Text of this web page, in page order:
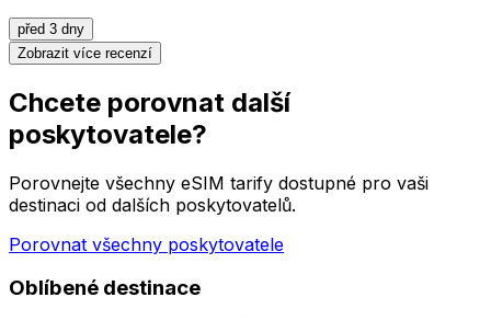
před 3 dny
Zobrazit více recenzí
Chcete porovnat další
poskytovatele?
Porovnejte všechny eSIM tarify dostupné pro vaši
destinaci od dalších poskytovatelů.
Porovnat všechny poskytovatele
Oblíbené destinace